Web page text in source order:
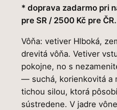
* doprava zadarmo pri
pre SR / 2500 Kč pre ČR.
Vôňa: vetiver Hlboká,
drevitá vôňa. Vetiver
pokojne, no s
— suchá, korienkovitá a
tichou silou, ktorá
sústredene. V jadre